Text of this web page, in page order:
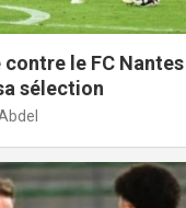
contre le FC
sélection